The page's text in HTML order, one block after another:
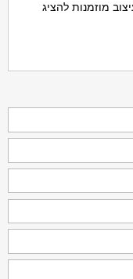
מוזמנות להציג